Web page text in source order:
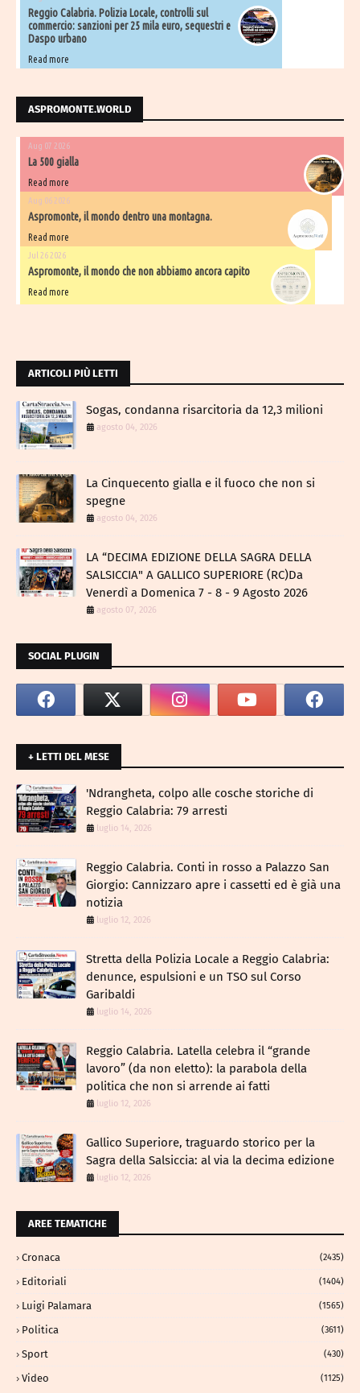
Reggio Calabria. Polizia Locale, controlli sul
commercio: sanzioni per 25 mila euro, sequestri e
Daspo urbano
Read more
ASPROMONTE.WORLD
Aug 07 2026
La 500 gialla
Read more
Aug 06 2026
Aspromonte, il mondo dentro una montagna.
Read more
Jul 26 2026
Aspromonte, il mondo che non abbiamo ancora capito
Read more
ARTICOLI PIÙ LETTI
Sogas, condanna risarcitoria da 12,3 milioni
agosto 04, 2026
La Cinquecento gialla e il fuoco che non si
spegne
agosto 04, 2026
LA “DECIMA EDIZIONE DELLA SAGRA DELLA
SALSICCIA" A GALLICO SUPERIORE (RC)Da
Venerdì a Domenica 7 - 8 - 9 Agosto 2026
agosto 07, 2026
SOCIAL PLUGIN
+ LETTI DEL MESE
​'Ndrangheta, colpo alle cosche storiche di
Reggio Calabria: 79 arresti
luglio 14, 2026
Reggio Calabria. Conti in rosso a Palazzo San
Giorgio: Cannizzaro apre i cassetti ed è già una
notizia
luglio 12, 2026
​Stretta della Polizia Locale a Reggio Calabria:
denunce, espulsioni e un TSO sul Corso
Garibaldi
luglio 14, 2026
Reggio Calabria. Latella celebra il “grande
lavoro” (da non eletto): la parabola della
politica che non si arrende ai fatti
luglio 12, 2026
Gallico Superiore, traguardo storico per la
Sagra della Salsiccia: al via la decima edizione
luglio 12, 2026
AREE TEMATICHE
Cronaca (2435)
Editoriali (1404)
Luigi Palamara (1565)
Politica (3611)
Sport (430)
Video (1125)